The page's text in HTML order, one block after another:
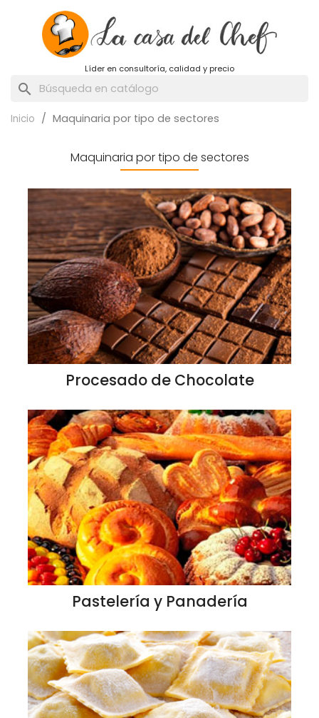
Líder en consultoría, calidad y precio
search
Inicio Maquinaria por tipo de sectores
Maquinaria por tipo de sectores
Procesado de Chocolate
Pastelería y Panadería